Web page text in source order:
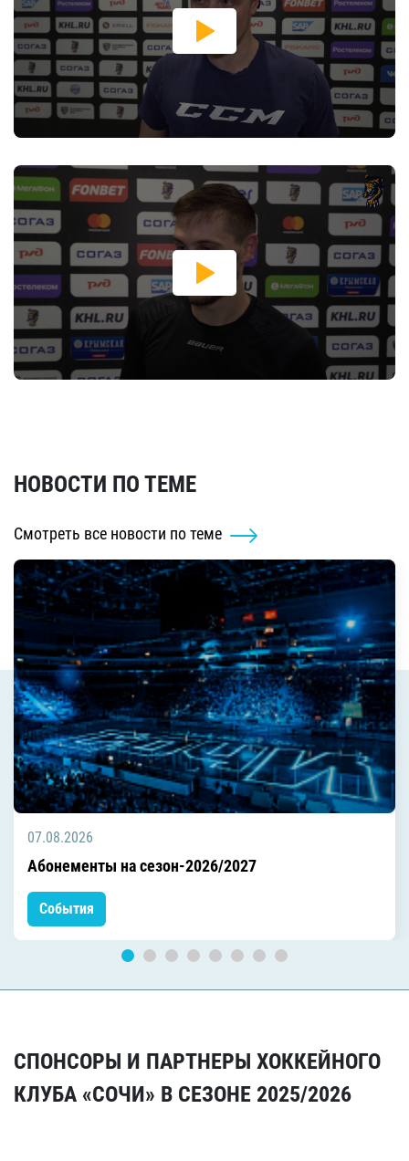
НОВОСТИ ПО ТЕМЕ
Смотреть все новости по теме
07.08.2026
Абонементы на сезон-2026/2027
События
СПОНСОРЫ И ПАРТНЕРЫ ХОККЕЙНОГО
КЛУБА «СОЧИ» В СЕЗОНЕ 2025/2026